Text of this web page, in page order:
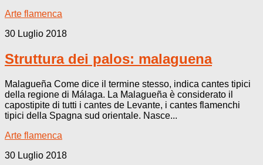
Arte flamenca
30 Luglio 2018
Struttura dei palos: malaguena
Malagueña Come dice il termine stesso, indica cantes tipici
della regione di Málaga. La Malagueña è considerato il
capostipite di tutti i cantes de Levante, i cantes flamenchi
tipici della Spagna sud orientale. Nasce...
Arte flamenca
30 Luglio 2018